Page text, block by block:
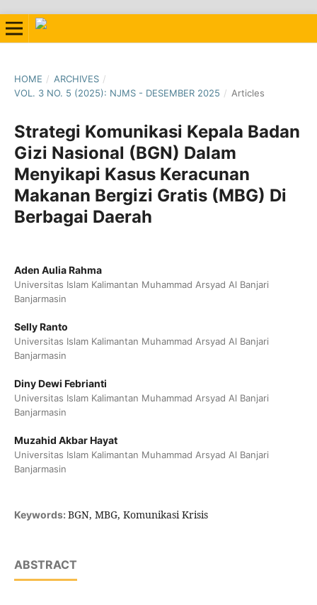
HOME / ARCHIVES /
VOL. 3 NO. 5 (2025): NJMS - DESEMBER 2025 / Articles
Strategi Komunikasi Kepala Badan
Gizi Nasional (BGN) Dalam
Menyikapi Kasus Keracunan
Makanan Bergizi Gratis (MBG) Di
Berbagai Daerah
Aden Aulia Rahma
Universitas Islam Kalimantan Muhammad Arsyad Al Banjari
Banjarmasin
Selly Ranto
Universitas Islam Kalimantan Muhammad Arsyad Al Banjari
Banjarmasin
Diny Dewi Febrianti
Universitas Islam Kalimantan Muhammad Arsyad Al Banjari
Banjarmasin
Muzahid Akbar Hayat
Universitas Islam Kalimantan Muhammad Arsyad Al Banjari
Banjarmasin
Keywords: BGN, MBG, Komunikasi Krisis
ABSTRACT